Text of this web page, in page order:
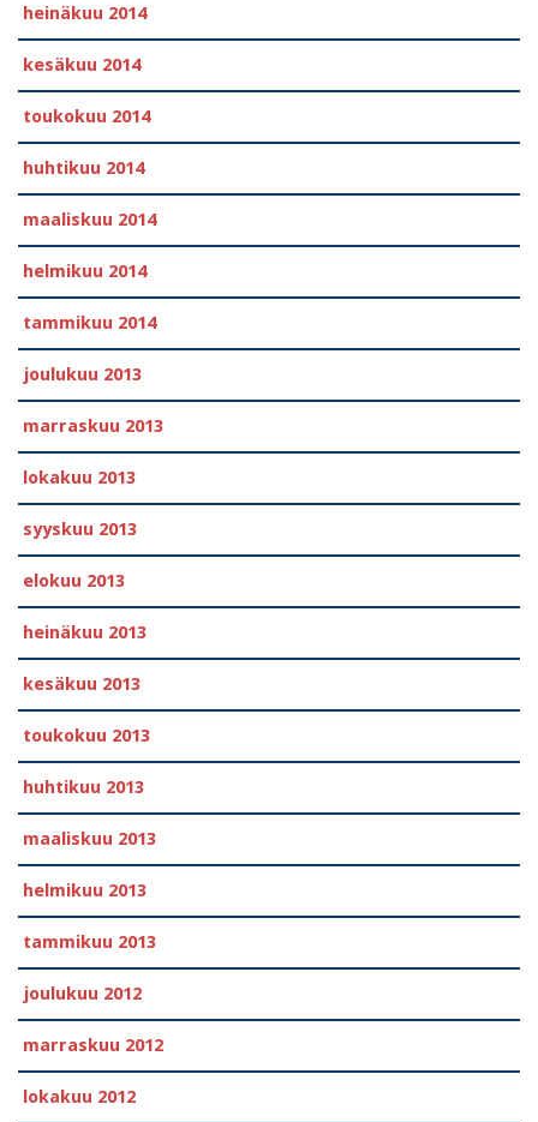
heinäkuu 2014
kesäkuu 2014
toukokuu 2014
huhtikuu 2014
maaliskuu 2014
helmikuu 2014
tammikuu 2014
joulukuu 2013
marraskuu 2013
lokakuu 2013
syyskuu 2013
elokuu 2013
heinäkuu 2013
kesäkuu 2013
toukokuu 2013
huhtikuu 2013
maaliskuu 2013
helmikuu 2013
tammikuu 2013
joulukuu 2012
marraskuu 2012
lokakuu 2012